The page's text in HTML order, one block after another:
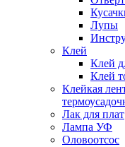
Лупы
Клей
Клей
Клей
Клейкая
Лак для плат
Лампа УФ
Оловоотсос